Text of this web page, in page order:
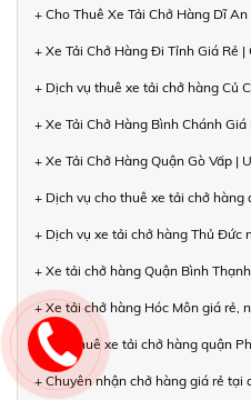
+ Cho Thuê Xe Tải Chở Hàng Dĩ
+ Xe Tải Chở Hàng Đi Tỉnh Giá Rẻ |
+ Dịch vụ thuê xe tải chở hàng Củ
+ Xe Tải Chở Hàng Bình Chánh Giá
+ Xe Tải Chở Hàng Quận Gò Vấp |
+ Dịch vụ cho thuê xe tải chở hàng
+ Dịch vụ xe tải chở hàng Thủ Đức
+ Xe tải chở hàng Quận Bình
+ Xe tải chở hàng Hóc Môn giá rẻ,
+ Cho thuê xe tải chở hàng quận
+ Chuyên nhận chở hàng giá rẻ tại